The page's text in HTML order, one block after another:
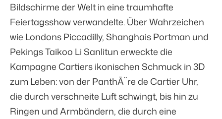
Bildschirme der Welt in eine traumhafte
Feiertagsshow verwandelte. Über Wahrzeichen
wie Londons Piccadilly, Shanghais Portman und
Pekings Taikoo Li Sanlitun erweckte die
Kampagne Cartiers ikonischen Schmuck in 3D
zum Leben: von der PanthÃ¨re de Cartier Uhr,
die durch verschneite Luft schwingt, bis hin zu
Ringen und Armbändern, die durch eine